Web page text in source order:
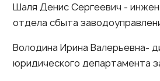
Шаля Денис Сергеевич -
отдела сбыта
Володина Ирина Валерьевна-
юридического департамента